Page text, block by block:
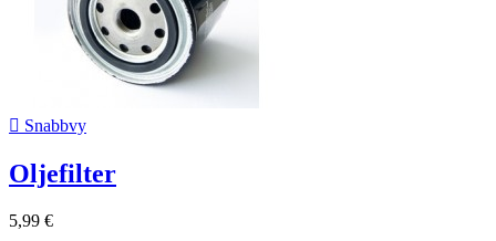
 Snabbvy
Oljefilter
5,99 €